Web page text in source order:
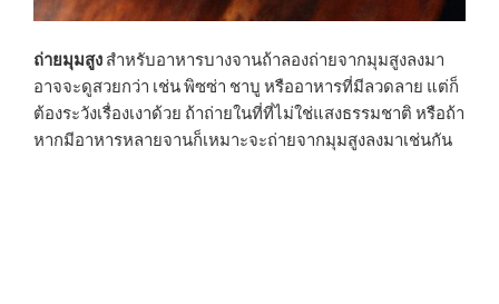
ถ่ายมุมสูง สำหรับอาหารบางจานถ้าลองถ่ายจากมุมสูงลงมา
อาจจะดูสวยกว่า เช่น พิซซ่า ชาบู หรืออาหารที่มีลวดลาย แต่ก็
ต้องระวังเรื่องเงาด้วย ถ้าถ่ายในที่ที่ไม่ใช่แสงธรรมชาติ หรือถ้า
หากมีอาหารหลายจานก็เหมาะจะถ่ายจากมุมสูงลงมาเช่นกัน